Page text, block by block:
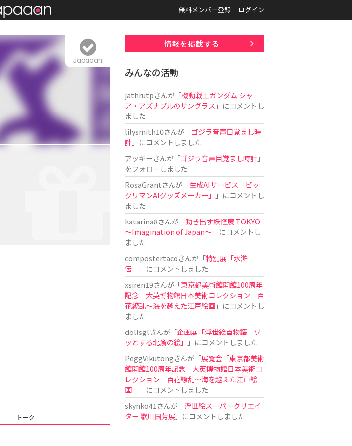
無料メンバー登録 ログイン
Japaaan!
トーク
情報を掲載する
みんなの活動
jathrutpさんが「機動戦士ガンダム シャ
ア・アズナブルのサングラス 」にコメントし
ました
lilysmith10さんが「ゴジラ音声目覚まし時
計」にコメントしました
アッキーさんが「ゴジラ音声目覚まし時計」
をフォローしました
RosaGrantさんが「生成AIサービス「ビッ
クリマンAIグッズメーカー」
」にコメントし
ました
katarina8さんが「動き出す妖怪展 TOKYO
〜Imagination of Japan〜」にコメントし
ました
compostertacoさんが「特別展「水滸
伝」
」にコメントしました
xsiren19さんが「東京都美術館開館100周年
記念 大英博物館日本美術コレクション 百
花繚乱～海を越えた江戸絵画」にコメントし
ました
dollsglさんが「企画展「浮世絵百物語 ゾ
ッとする北斎の絵」
」にコメントしました
PeggVikutongさんが「展覧会「東京都美術
館開館100周年記念 大英博物館日本美術コ
レクション 百花繚乱〜海を越えた江戸絵
画」
」にコメントしました
skynko41 さんが「浮世絵スーパークリエイ
ター 歌川国芳展 」にコメントしました